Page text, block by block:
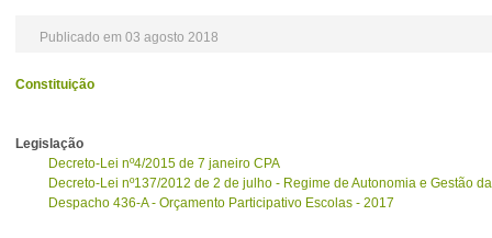
Publicado em 03 agosto 2018
Constituição
Legislação
Decreto-Lei nº4/2015 de 7 janeiro CPA
Decreto-Lei nº137/2012 de 2 de julho - Regime de Autonomia e Gestão
Despacho 436-A - Orçamento Participativo Escolas - 2017